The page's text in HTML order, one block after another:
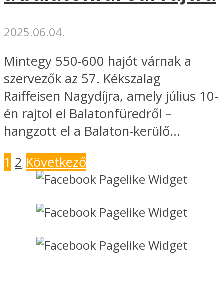
2025.06.04.
Mintegy 550-600 hajót várnak a
szervezők az 57. Kékszalag
Raiffeisen Nagydíjra, amely július 10-
én rajtol el Balatonfüredről –
hangzott el a Balaton-kerülő...
1 2 Következő